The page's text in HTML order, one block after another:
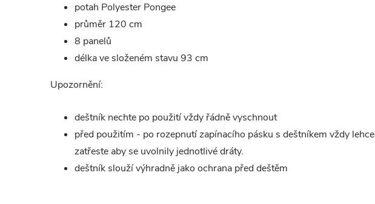
potah Polyester Pongee
průměr 120 cm
8 panelů
délka ve složeném stavu 93 cm
Upozornění:
deštník nechte po použití vždy řádně vyschnout
před použitím - po rozepnutí zapínacího pásku s deštníkem vždy lehce
zatřeste aby se uvolnily jednotlivé dráty.
deštník slouží výhradně jako ochrana před deštěm